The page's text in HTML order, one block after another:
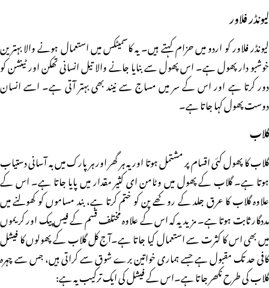
لیونڈر فلاور
لیونڈر فلاور کو اردو میں حزام کہتے ہیں۔ یہ کاسمیٹکس میں استعمال ہونے والا بہترین
خوشبو دار پھول ہے۔ اس پھول سے بنایا جانے والا تیل انسانی تھکن اور ٹینشن کو
دور کرتا ہے اور اس کے سر میں مساج سے نیند بھی بہتر آتی ہے۔ اسے انسان
دوست پھول کہا جاتا ہے۔
گلاب
گلاب کا پھول کئی اقسام پر مشتمل ہوتا اور یہ ہر گھر اور ہر پارک میں بہ آسانی دستیاب
ہوتا ہے۔ گلاب کے پھول میں وٹامن ای کثیر مقدار میں پایا جاتا ہے۔ اس کے
علاوہ گلاب کا عرق جلد کے روکھے پن کو ختم کرتا ہے، بند مساموں کو کھولنے میں
مددگار ثابت ہوتا ہے۔ مزید یہ کہ اس کے علاوہ مختلف قسم کے فیس پیک اور کریموں
میں بھی اس کا کثرت سے استعمال کیا جاتا ہے۔آج کل گلاب کے پھولوں کا فیشل
کافی حد تک مقبول ہے جسے ہماری خواتین برے شوق سے کراتی ہیں، جس سے چہرہ
گلاب کی طرح نکھر جاتا ہے۔اس کے فیشل کی ایک ترکیب یہ ہے: